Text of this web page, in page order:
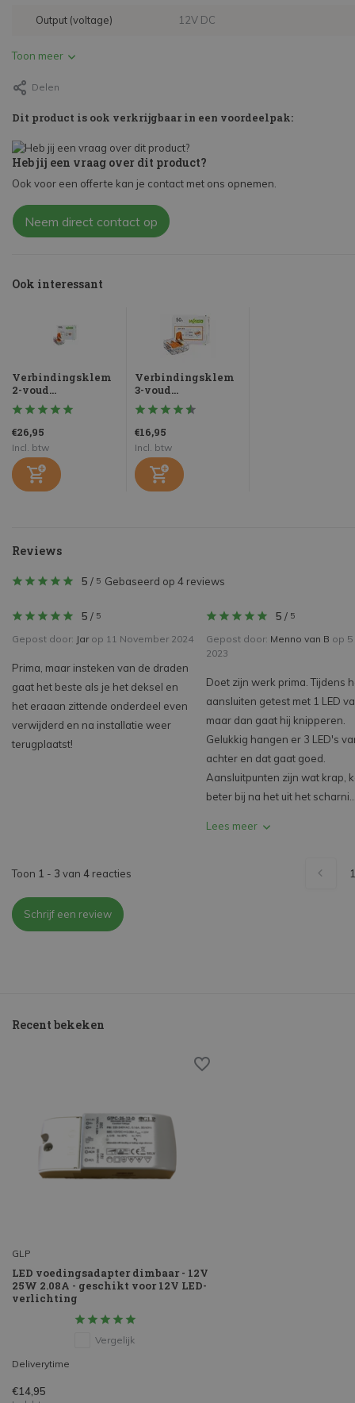
Output (voltage) 12V DC
Toon meer
Delen
Dit product is ook verkrijgbaar in een voordeelpak:
Heb jij een vraag over dit product?
Ook voor een offerte kan je contact met ons opnemen.
Neem direct contact op
Ook interessant
Verbindingsklem
2-voud...
€26,95
Incl. btw
Verbindingsklem
3-voud...
€16,95
Incl. btw
Reviews
5 / 5 Gebaseerd op 4 reviews
5 / 5
Gepost door: Jarop 11 November 2024
Prima, maar insteken van de draden
gaat het beste als je het deksel en
het eraaan zittende onderdeel even
verwijderd en na installatie weer
terugplaatst!
5 / 5
Gepost door: Menno van B op 5
2023
Doet zijn werk prima. Tijdens
aansluiten getest met 1 LED
maar dan gaat hij knipperen.
Gelukkig hangen er 3 LED's
achter en dat gaat goed.
Aansluitpunten zijn wat krap,
beter bij na het uit het
Lees meer
Toon 1 - 3 van 4 reacties 1
Schrijf een review
Recent bekeken
GLP
LED voedingsadapter dimbaar - 12V
25W 2.08A - geschikt voor 12V LED-
verlichting
Vergelijk
Deliverytime
€14,95